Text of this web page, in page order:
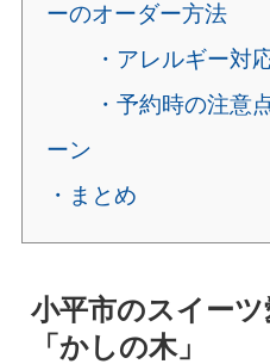
ーのオーダー方法
・アレルギー対
・予約時の注意
ーン
・まとめ
小平市のスイー
「かしの木」